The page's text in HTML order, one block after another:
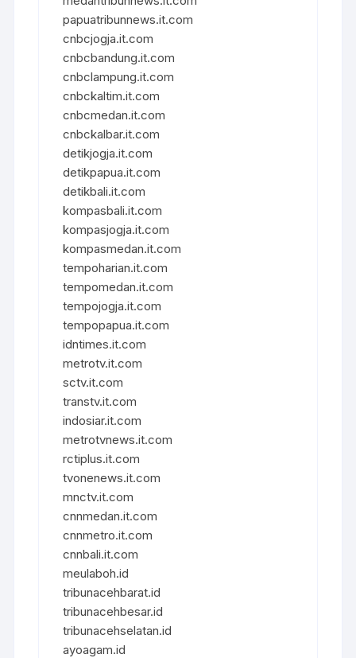
papuatribunnews.it.com
cnbcjogja.it.com
cnbcbandung.it.com
cnbclampung.it.com
cnbckaltim.it.com
cnbcmedan.it.com
cnbckalbar.it.com
detikjogja.it.com
detikpapua.it.com
detikbali.it.com
kompasbali.it.com
kompasjogja.it.com
kompasmedan.it.com
tempoharian.it.com
tempomedan.it.com
tempojogja.it.com
tempopapua.it.com
idntimes.it.com
metrotv.it.com
sctv.it.com
transtv.it.com
indosiar.it.com
metrotvnews.it.com
rctiplus.it.com
tvonenews.it.com
mnctv.it.com
cnnmedan.it.com
cnnmetro.it.com
cnnbali.it.com
meulaboh.id
tribunacehbarat.id
tribunacehbesar.id
tribunacehselatan.id
ayoagam.id